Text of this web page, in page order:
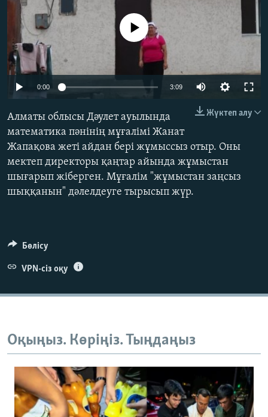
Басқа тілдерде
480p
720p 1080p
No media source currently available
0:00 3:09
480p
Жүктеп алу
Алматы облысы Дәулет ауылында
математика пәнінің мұғалімі Жанат
Жапақова жеті айдан бері жұмыссыз отыр. Оны
мектеп директоры қаңтар айында жұмыстан
шығарып жіберген. Мұғалім "жұмыстан заңсыз
шыққанын" дәлелдеуге тырысып жүр.
Бөлісу
VPN-сіз оқу
Оқыңыз. Көріңіз. Тыңдаңыз